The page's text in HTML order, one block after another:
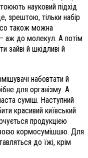
науковий підхід
зрештою, тільки набір
також можна
аж до молекул. А потім
зайві й шкідливі й
набовтати й
для організму. А
суміш. Наступний
красивий київський
продукцією
кормосумішшю. Для
до їжі, крім